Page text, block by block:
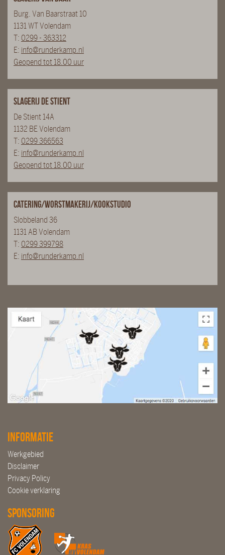
Burg. Van Baarstraat 10
1131 WT Volendam
T: 0299 - 363312
E: info@runderkamp.nl
Geopend tot 18.00 uur
Slagerij De Stient
De Stient 14A
1132 BE Volendam
T: 0299 366563
E: info@runderkamp.nl
Geopend tot 18.00 uur
Catering/Worstmakerij/Kookstudio
Slobbeland 36
1131 AB Volendam
T: 0299 399798
E: info@runderkamp.nl
Informatie
Werkgebied
Disclaimer
Privacy Policy
Cookie verklaring
Sponsoring